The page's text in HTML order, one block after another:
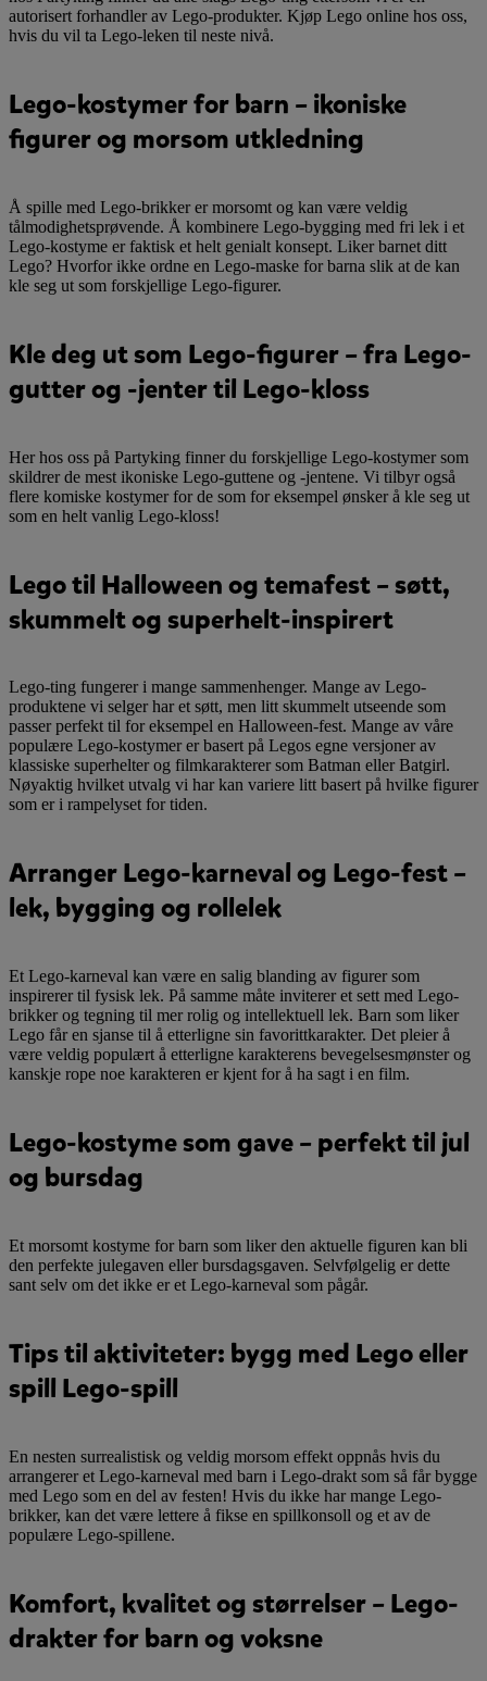
autorisert forhandler av Lego-produkter. Kjøp Lego online hos oss,
hvis du vil ta Lego-leken til neste nivå.
Lego-kostymer for barn – ikoniske
figurer og morsom utkledning
Å spille med Lego-brikker er morsomt og kan være veldig
tålmodighetsprøvende. Å kombinere Lego-bygging med fri lek i et
Lego-kostyme er faktisk et helt genialt konsept. Liker barnet ditt
Lego? Hvorfor ikke ordne en Lego-maske for barna slik at de kan
kle seg ut som forskjellige Lego-figurer.
Kle deg ut som Lego-figurer – fra Lego-
gutter og -jenter til Lego-kloss
Her hos oss på Partyking finner du forskjellige Lego-kostymer som
skildrer de mest ikoniske Lego-guttene og -jentene. Vi tilbyr også
flere komiske kostymer for de som for eksempel ønsker å kle seg ut
som en helt vanlig Lego-kloss!
Lego til Halloween og temafest – søtt,
skummelt og superhelt-inspirert
Lego-ting fungerer i mange sammenhenger. Mange av Lego-
produktene vi selger har et søtt, men litt skummelt utseende som
passer perfekt til for eksempel en Halloween-fest. Mange av våre
populære Lego-kostymer er basert på Legos egne versjoner av
klassiske superhelter og filmkarakterer som Batman eller Batgirl.
Nøyaktig hvilket utvalg vi har kan variere litt basert på hvilke figurer
som er i rampelyset for tiden.
Arranger Lego-karneval og Lego-fest –
lek, bygging og rollelek
Et Lego-karneval kan være en salig blanding av figurer som
inspirerer til fysisk lek. På samme måte inviterer et sett med Lego-
brikker og tegning til mer rolig og intellektuell lek. Barn som liker
Lego får en sjanse til å etterligne sin favorittkarakter. Det pleier å
være veldig populært å etterligne karakterens bevegelsesmønster og
kanskje rope noe karakteren er kjent for å ha sagt i en film.
Lego-kostyme som gave – perfekt til jul
og bursdag
Et morsomt kostyme for barn som liker den aktuelle figuren kan bli
den perfekte julegaven eller bursdagsgaven. Selvfølgelig er dette
sant selv om det ikke er et Lego-karneval som pågår.
Tips til aktiviteter: bygg med Lego eller
spill Lego-spill
En nesten surrealistisk og veldig morsom effekt oppnås hvis du
arrangerer et Lego-karneval med barn i Lego-drakt som så får bygge
med Lego som en del av festen! Hvis du ikke har mange Lego-
brikker, kan det være lettere å fikse en spillkonsoll og et av de
populære Lego-spillene.
Komfort, kvalitet og størrelser – Lego-
drakter for barn og voksne